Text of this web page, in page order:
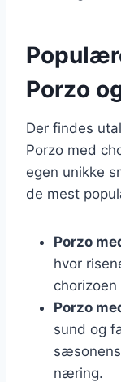
Porzo
Der findes
Porzo med
egen unikke
de mest
Porzo
hvor
Porzo
sund og
næring.